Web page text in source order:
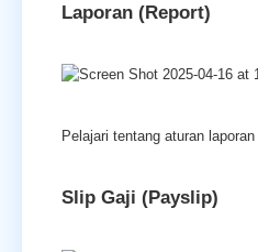
Laporan (Report)
Pelajari tentang aturan laporan
Slip Gaji (Payslip)